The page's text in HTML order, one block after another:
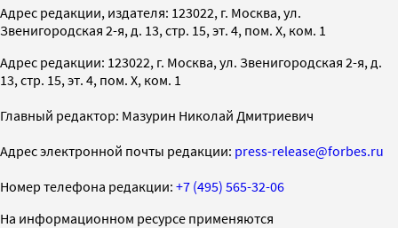
Адрес редакции, издателя: 123022, г. Москва, ул.
Звенигородская 2-я, д. 13, стр. 15, эт. 4, пом. X, ком. 1
Адрес редакции: 123022, г. Москва, ул. Звенигородская 2-я, д.
13, стр. 15, эт. 4, пом. X, ком. 1
Главный редактор: Мазурин Николай Дмитриевич
Адрес электронной почты редакции: press-release@forbes.ru
Номер телефона редакции: +7 (495) 565-32-06
На информационном ресурсе применяются